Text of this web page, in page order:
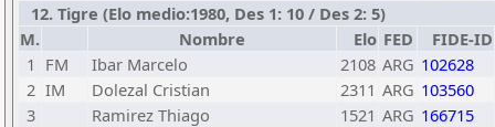
12. Tigre (Elo medio:1980, Des 1: 10 / Des 2: 5)
M.
Nombre Elo FED
FIDE-ID
1 FM Ibar Marcelo 2108 ARG 102628
2 IM Dolezal Cristian 2311 ARG 103560
3
Ramirez Thiago 1521 ARG 166715